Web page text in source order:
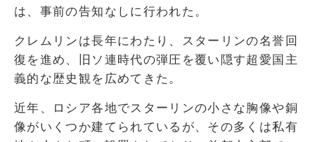
は、事前の告知なしに行われた。
クレムリンは長年にわたり、スターリンの名誉回
復を進め、旧ソ連時代の弾圧を覆い隠す超愛国主
義的な歴史観を広めてきた。
近年、ロシア各地でスターリンの小さな胸像や銅
像がいくつか建てられているが、その多くは私有